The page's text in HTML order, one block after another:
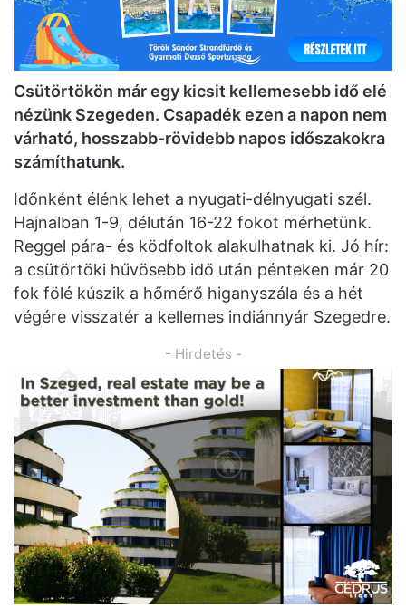
Csütörtökön már egy kicsit kellemesebb idő elé
nézünk Szegeden. Csapadék ezen a napon nem
várható, hosszabb-rövidebb napos időszakokra
számíthatunk.
Időnként élénk lehet a nyugati-délnyugati szél.
Hajnalban 1-9, délután 16-22 fokot mérhetünk.
Reggel pára- és ködfoltok alakulhatnak ki. Jó hír:
a csütörtöki hűvösebb idő után pénteken már 20
fok fölé kúszik a hőmérő higanyszála és a hét
végére visszatér a kellemes indiánnyár Szegedre.
- Hirdetés -